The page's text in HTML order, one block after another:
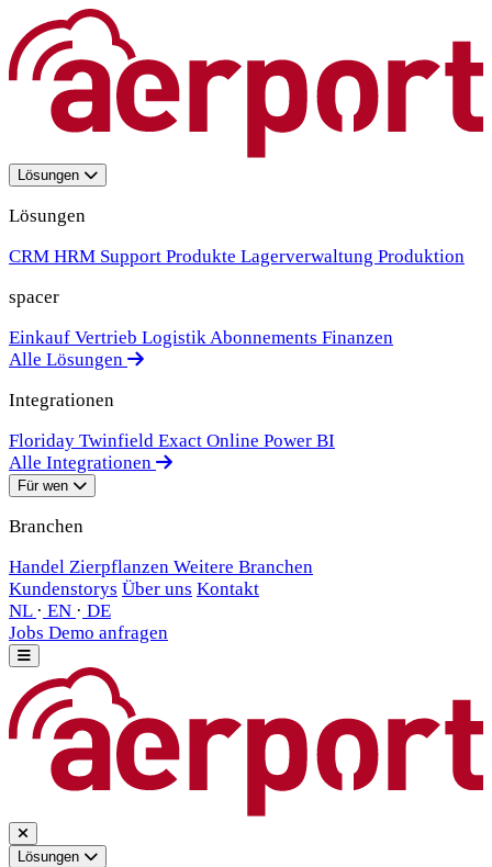
Lösungen
Lösungen
CRM HRM Support Produkte Lagerverwaltung Produktion
spacer
Einkauf Vertrieb LogistikAbonnements Finanzen
Alle Lösungen
Integrationen
Floriday Twinfield Exact Online Power BI
Alle Integrationen
Für wen
Branchen
Handel Zierpflanzen Weitere Branchen
Kundenstorys Über uns Kontakt
NL · EN · DE
Jobs Demo anfragen
Lösungen